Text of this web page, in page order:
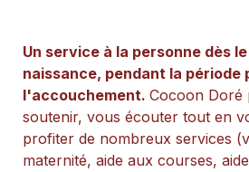
Un service à la personne dès
naissance, pendant la période
l'accouchement. Cocoon Doré
soutenir, vous écouter tout en
profiter de nombreux services
maternité, aide aux courses,